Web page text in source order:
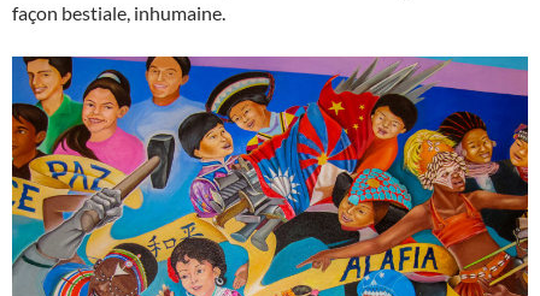
façon bestiale, inhumaine.